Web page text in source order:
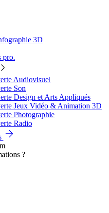
3D
pro.
Audiovisuel
Son
Design et Arts Appliqués
Jeux Vidéo & Animation 3D
Photographie
Radio
?